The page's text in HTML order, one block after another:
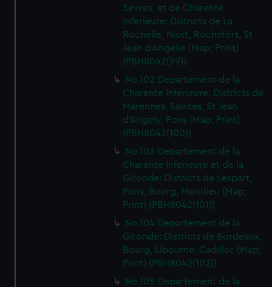
Sevres, et de Charente
Inferieure: Districts de La
Rochelle, Niort, Rochefort, St
Jean d'Angelie (Map; Print)
(PBH8042(99))
No.102 Departement de la
Charente Inferieure: Districts de
Marennes, Saintes, St Jean
d'Angely, Pons (Map; Print)
(PBH8042(100))
No.103 Departement de la
Charente Inferieure et de la
Gironde: Districts de Lespart,
Pons, Bourg, Montlieu (Map;
Print) (PBH8042(101))
No.104 Departement de la
Gironde: Districts de Bordeaux,
Bourg, Libourne, Cadillac (Map;
Print) (PBH8042(102))
No.105 Departement de la